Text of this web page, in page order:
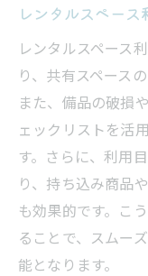
レンタルスペー
レンタルスペース
り、共有スペース
また、備品の破損
ェックリストを活
す。さらに、利用
り、持ち込み商品
も効果的です。こ
ることで、スムー
能となります。